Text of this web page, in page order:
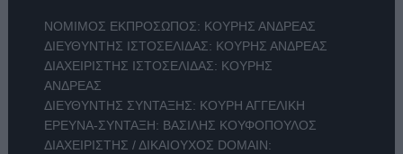
ΝΟΜΙΜΟΣ ΕΚΠΡΟΣΩΠΟΣ: ΚΟΥΡΗΣ ΑΝΔΡΕΑΣ
ΔΙΕΥΘΥΝΤΗΣ ΙΣΤΟΣΕΛΙΔΑΣ: ΚΟΥΡΗΣ ΑΝΔΡΕΑΣ
ΔΙΑΧΕΙΡΙΣΤΗΣ ΙΣΤΟΣΕΛΙΔΑΣ: ΚΟΥΡΗΣ
ΑΝΔΡΕΑΣ
ΔΙΕΥΘΥΝΤΗΣ ΣΥΝΤΑΞΗΣ: ΚΟΥΡΗ ΑΓΓΕΛΙΚΗ
ΕΡΕΥΝΑ-ΣΥΝΤΑΞΗ: ΒΑΣΙΛΗΣ ΚΟΥΦΟΠΟΥΛΟΣ
ΔΙΑΧΕΙΡΙΣΤΗΣ / ΔΙΚΑΙΟΥΧΟΣ DOMAIN: